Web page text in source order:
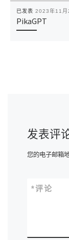
已发表 2023年11月
PikaGPT
发表评
您的电子邮箱
评论
*